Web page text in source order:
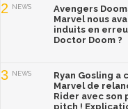
2 NEWS
Avengers
Marvel nous
induits en
Doctor Doom ?
3 NEWS
Ryan Gosling a
Marvel de
Rider avec son
pitch !